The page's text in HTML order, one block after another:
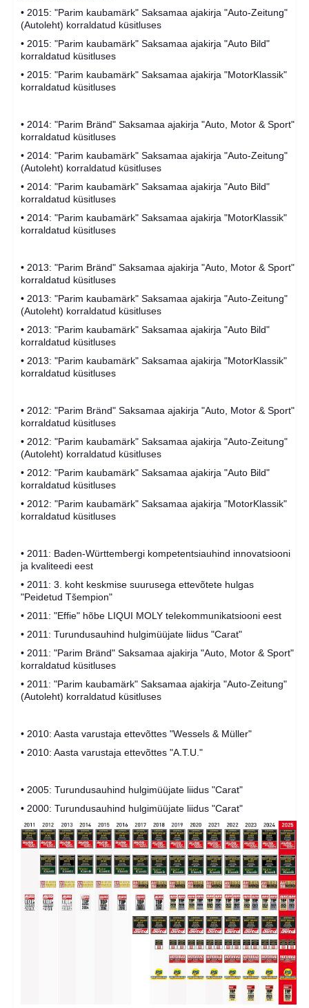
• 2015: "Parim kaubamärk" Saksamaa ajakirja "Auto-Zeitung"
(Autoleht) korraldatud küsitluses
• 2015: "Parim kaubamärk" Saksamaa ajakirja "Auto Bild"
korraldatud küsitluses
• 2015: "Parim kaubamärk" Saksamaa ajakirja "MotorKlassik"
korraldatud küsitluses
• 2014: "Parim Bränd" Saksamaa ajakirja "Auto, Motor & Sport"
korraldatud küsitluses
• 2014: "Parim kaubamärk" Saksamaa ajakirja "Auto-Zeitung"
(Autoleht) korraldatud küsitluses
• 2014: "Parim kaubamärk" Saksamaa ajakirja "Auto Bild"
korraldatud küsitluses
• 2014: "Parim kaubamärk" Saksamaa ajakirja "MotorKlassik"
korraldatud küsitluses
• 2013: "Parim Bränd" Saksamaa ajakirja "Auto, Motor & Sport"
korraldatud küsitluses
• 2013: "Parim kaubamärk" Saksamaa ajakirja "Auto-Zeitung"
(Autoleht) korraldatud küsitluses
• 2013: "Parim kaubamärk" Saksamaa ajakirja "Auto Bild"
korraldatud küsitluses
• 2013: "Parim kaubamärk" Saksamaa ajakirja "MotorKlassik"
korraldatud küsitluses
• 2012: "Parim Bränd" Saksamaa ajakirja "Auto, Motor & Sport"
korraldatud küsitluses
• 2012: "Parim kaubamärk" Saksamaa ajakirja "Auto-Zeitung"
(Autoleht) korraldatud küsitluses
• 2012: "Parim kaubamärk" Saksamaa ajakirja "Auto Bild"
korraldatud küsitluses
• 2012: "Parim kaubamärk" Saksamaa ajakirja "MotorKlassik"
korraldatud küsitluses
• 2011: Baden-Württembergi kompetentsiauhind innovatsiooni
ja kvaliteedi eest
• 2011: 3. koht keskmise suurusega ettevõtete hulgas
"Peidetud Tšempion"
• 2011: "Effie" hõbe LIQUI MOLY telekommunikatsiooni eest
• 2011: Turundusauhind hulgimüüjate liidus "Carat"
• 2011: "Parim Bränd" Saksamaa ajakirja "Auto, Motor & Sport"
korraldatud küsitluses
• 2011: "Parim kaubamärk" Saksamaa ajakirja "Auto-Zeitung"
(Autoleht) korraldatud küsitluses
• 2010: Aasta varustaja ettevõttes "Wessels & Müller"
• 2010: Aasta varustaja ettevõttes "A.T.U."
• 2005: Turundusauhind hulgimüüjate liidus "Carat"
• 2000: Turundusauhind hulgimüüjate liidus "Carat"